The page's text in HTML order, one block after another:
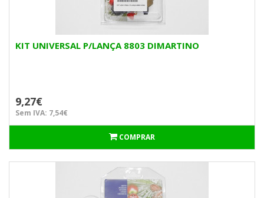
KIT UNIVERSAL P/LANÇA 8803 DIMARTINO
9,27€
Sem IVA: 7,54€
COMPRAR